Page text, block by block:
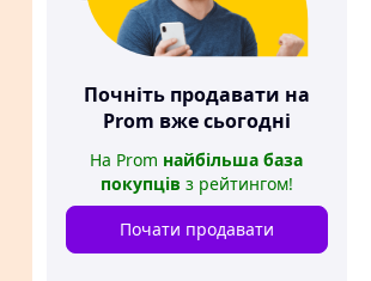
Почніть продавати на
Prom вже сьогодні
На Prom найбільша база
покупців з рейтингом!
Почати продавати